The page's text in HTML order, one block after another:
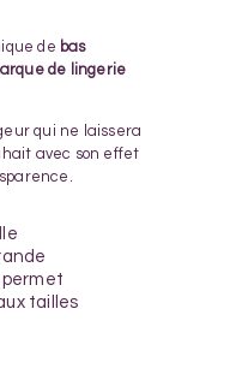
de bas
de lingerie
qui ne laissera
avec son effet
tailles